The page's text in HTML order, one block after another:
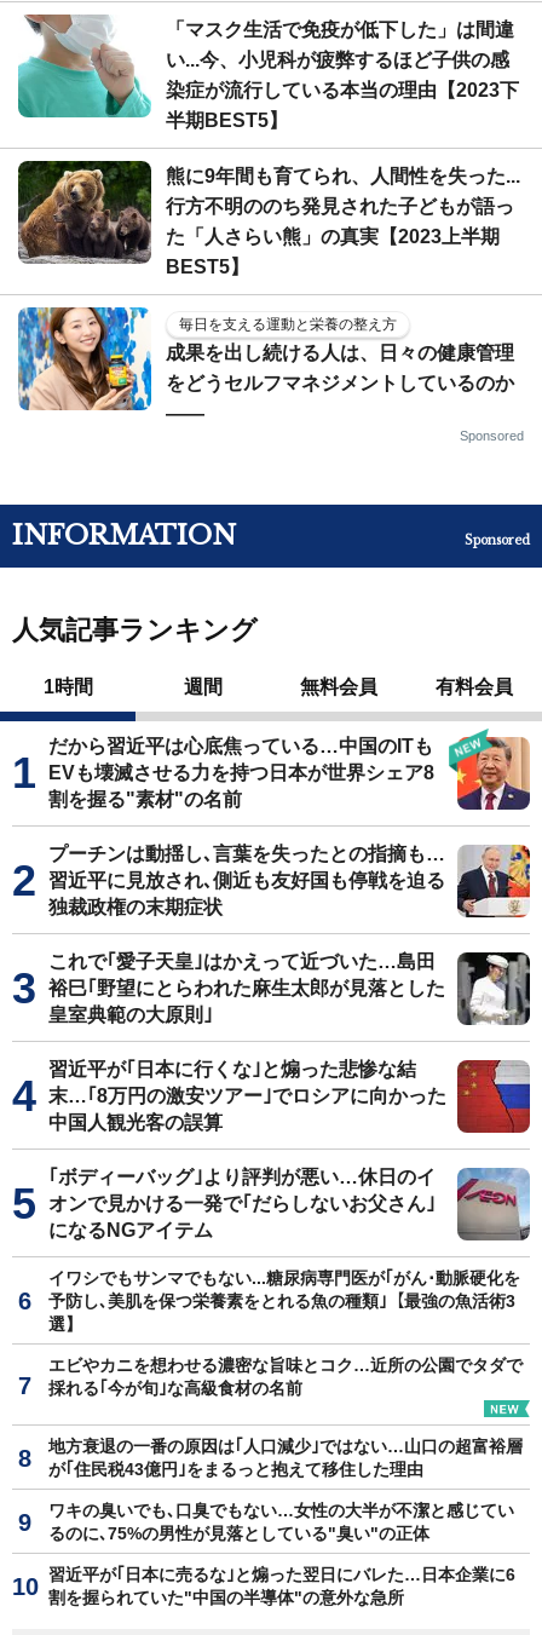
「マスク生活で免疫が低下した」は間違
い...今、小児科が疲弊するほど子供の感
染症が流行している本当の理由【2023下
半期BEST5】
熊に9年間も育てられ、人間性を失った...
行方不明ののち発見された子どもが語っ
た「人さらい熊」の真実【2023上半期
BEST5】
毎日を支える運動と栄養の整え方
成果を出し続ける人は、日々の健康管理
をどうセルフマネジメントしているのか
——
Sponsored
INFORMATION Sponsored
人気記事ランキング
1時間 週間 無料会員 有料会員
だから習近平は心底焦っている…中国のITも
EVも壊滅させる力を持つ日本が世界シェア8
割を握る"素材"の名前
プーチンは動揺し､言葉を失ったとの指摘も…
習近平に見放され､側近も友好国も停戦を迫る
独裁政権の末期症状
これで｢愛子天皇｣はかえって近づいた…島田
裕巳｢野望にとらわれた麻生太郎が見落とした
皇室典範の大原則｣
習近平が｢日本に行くな｣と煽った悲惨な結
末…｢8万円の激安ツアー｣でロシアに向かった
中国人観光客の誤算
｢ボディーバッグ｣より評判が悪い…休日のイ
オンで見かける一発で｢だらしないお父さん｣
になるNGアイテム
イワシでもサンマでもない...糖尿病専門医が｢がん･動脈硬化を
予防し､美肌を保つ栄養素をとれる魚の種類｣【最強の魚活術3
選】
エビやカニを想わせる濃密な旨味とコク…近所の公園でタダで
採れる｢今が旬｣な高級食材の名前
地方衰退の一番の原因は｢人口減少｣ではない…山口の超富裕層
が｢住民税43億円｣をまるっと抱えて移住した理由
ワキの臭いでも､口臭でもない…女性の大半が不潔と感じてい
るのに､75%の男性が見落としている"臭い"の正体
習近平が｢日本に売るな｣と煽った翌日にバレた…日本企業に6
割を握られていた"中国の半導体"の意外な急所